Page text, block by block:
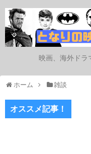
映画、海外ドラ
ホーム 雑談
オススメ記事！